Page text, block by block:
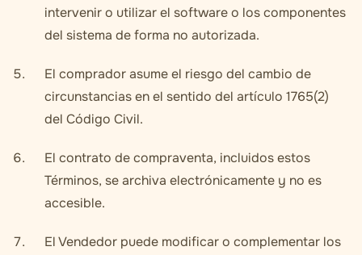
intervenir o utilizar el software o los componentes
del sistema de forma no autorizada.
El comprador asume el riesgo del cambio de
circunstancias en el sentido del artículo 1765(2)
del Código Civil.
El contrato de compraventa, incluidos estos
Términos, se archiva electrónicamente y no es
accesible.
El Vendedor puede modificar o complementar los